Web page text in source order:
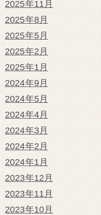
2025年11月
2025年8月
2025年5月
2025年2月
2025年1月
2024年9月
2024年5月
2024年4月
2024年3月
2024年2月
2024年1月
2023年12月
2023年11月
2023年10月